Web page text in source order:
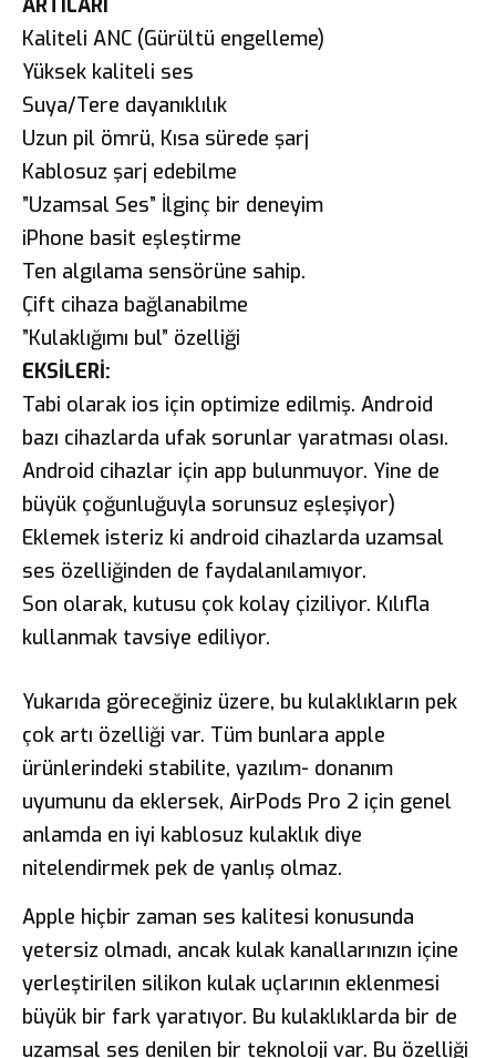
ARTILARI
Kaliteli ANC (Gürültü engelleme)
Yüksek kaliteli ses
Suya/Tere dayanıklılık
Uzun pil ömrü, Kısa sürede şarj
Kablosuz şarj edebilme
”Uzamsal Ses” İlginç bir deneyim
iPhone basit eşleştirme
Ten algılama sensörüne sahip.
Çift cihaza bağlanabilme
”Kulaklığımı bul” özelliği
EKSİLERİ:
Tabi olarak ios için optimize edilmiş. Android
bazı cihazlarda ufak sorunlar yaratması olası.
Android cihazlar için app bulunmuyor. Yine de
büyük çoğunluğuyla sorunsuz eşleşiyor)
Eklemek isteriz ki android cihazlarda uzamsal
ses özelliğinden de faydalanılamıyor.
Son olarak, kutusu çok kolay çiziliyor. Kılıfla
kullanmak tavsiye ediliyor.
Yukarıda göreceğiniz üzere, bu kulaklıkların pek
çok artı özelliği var. Tüm bunlara apple
ürünlerindeki stabilite, yazılım- donanım
uyumunu da eklersek, AirPods Pro 2 için genel
anlamda en iyi kablosuz kulaklık diye
nitelendirmek pek de yanlış olmaz.
Apple hiçbir zaman ses kalitesi konusunda
yetersiz olmadı, ancak kulak kanallarınızın içine
yerleştirilen silikon kulak uçlarının eklenmesi
büyük bir fark yaratıyor. Bu kulaklıklarda bir de
uzamsal ses denilen bir teknoloji var. Bu özelliği